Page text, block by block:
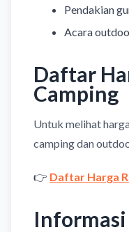
Pendakian
Acara
Daftar
Camping
Untuk melihat
camping dan
👉 Daftar Harga